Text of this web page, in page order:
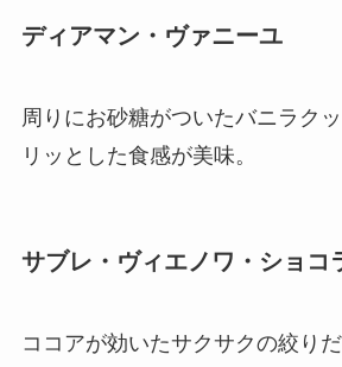
ディアマン・ヴァニーユ
周りにお砂糖がついたバニラク
リッとした食感が美味。
サブレ・ヴィエノワ・ショコ
ココアが効いたサクサクの絞り